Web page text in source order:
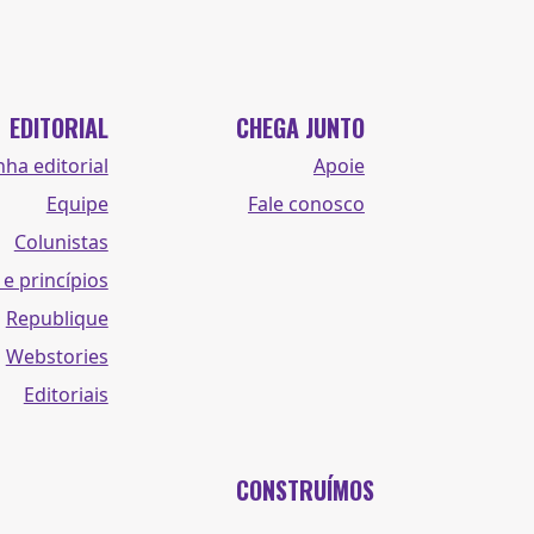
EDITORIAL
editorial
Equipe
Colunistas
princípios
Republique
Webstories
Editoriais
CHEGA JUNTO
Apoie
Fale conosco
CONSTRUÍMOS